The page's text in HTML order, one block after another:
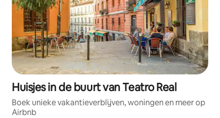
Huisjes in de buurt van Teatro Real
Boek unieke vakantieverblijven, woningen en meer op
Airbnb